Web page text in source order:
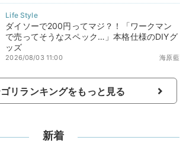
ダイソーで200円ってマジ？！「ワークマン
で売ってそうなスペック…」本格仕様のDIYグ
ッズ
海原藍
2026/08/03 11:00
リランキングをもっと見る
新着